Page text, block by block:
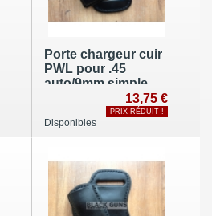
Porte chargeur cuir
PWL pour .45
auto/9mm simple
13,75 €
PRIX RÉDUIT !
Disponibles